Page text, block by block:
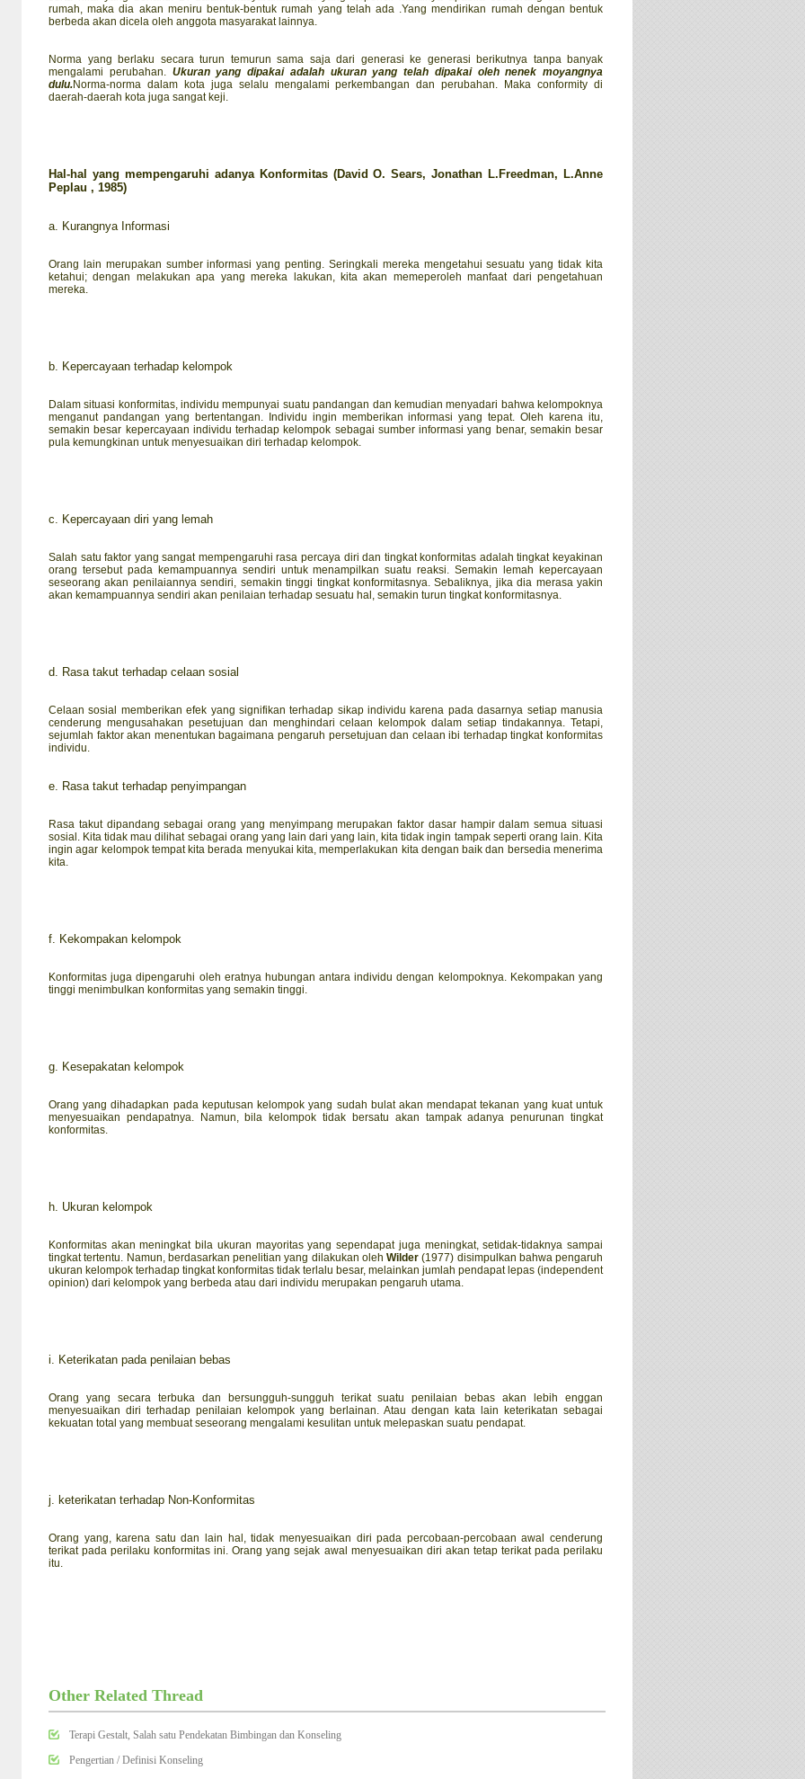
rumah, maka dia akan meniru bentuk-bentuk rumah yang telah ada .Yang mendirikan rumah dengan bentuk
berbeda akan dicela oleh anggota masyarakat lainnya.
Norma yang berlaku secara turun temurun sama saja dari generasi ke generasi berikutnya tanpa banyak
mengalami perubahan. Ukuran yang dipakai adalah ukuran yang telah dipakai oleh nenek moyangnya
dulu.Norma-norma dalam kota juga selalu mengalami perkembangan dan perubahan. Maka conformity di
daerah-daerah kota juga sangat keji.
Hal-hal yang mempengaruhi adanya Konformitas (David O. Sears, Jonathan L.Freedman, L.Anne
Peplau , 1985)
a. Kurangnya Informasi
Orang lain merupakan sumber informasi yang penting. Seringkali mereka mengetahui sesuatu yang tidak kita
ketahui; dengan melakukan apa yang mereka lakukan, kita akan memeperoleh manfaat dari pengetahuan
mereka.
b. Kepercayaan terhadap kelompok
Dalam situasi konformitas, individu mempunyai suatu pandangan dan kemudian menyadari bahwa kelompoknya
menganut pandangan yang bertentangan. Individu ingin memberikan informasi yang tepat. Oleh karena itu,
semakin besar kepercayaan individu terhadap kelompok sebagai sumber informasi yang benar, semakin besar
pula kemungkinan untuk menyesuaikan diri terhadap kelompok.
c. Kepercayaan diri yang lemah
Salah satu faktor yang sangat mempengaruhi rasa percaya diri dan tingkat konformitas adalah tingkat keyakinan
orang tersebut pada kemampuannya sendiri untuk menampilkan suatu reaksi. Semakin lemah kepercayaan
seseorang akan penilaiannya sendiri, semakin tinggi tingkat konformitasnya. Sebaliknya, jika dia merasa yakin
akan kemampuannya sendiri akan penilaian terhadap sesuatu hal, semakin turun tingkat konformitasnya.
d. Rasa takut terhadap celaan sosial
Celaan sosial memberikan efek yang signifikan terhadap sikap individu karena pada dasarnya setiap manusia
cenderung mengusahakan pesetujuan dan menghindari celaan kelompok dalam setiap tindakannya. Tetapi,
sejumlah faktor akan menentukan bagaimana pengaruh persetujuan dan celaan ibi terhadap tingkat konformitas
individu.
e. Rasa takut terhadap penyimpangan
Rasa takut dipandang sebagai orang yang menyimpang merupakan faktor dasar hampir dalam semua situasi
sosial. Kita tidak mau dilihat sebagai orang yang lain dari yang lain, kita tidak ingin tampak seperti orang lain. Kita
ingin agar kelompok tempat kita berada menyukai kita, memperlakukan kita dengan baik dan bersedia menerima
kita.
f. Kekompakan kelompok
Konformitas juga dipengaruhi oleh eratnya hubungan antara individu dengan kelompoknya. Kekompakan yang
tinggi menimbulkan konformitas yang semakin tinggi.
g. Kesepakatan kelompok
Orang yang dihadapkan pada keputusan kelompok yang sudah bulat akan mendapat tekanan yang kuat untuk
menyesuaikan pendapatnya. Namun, bila kelompok tidak bersatu akan tampak adanya penurunan tingkat
konformitas.
h. Ukuran kelompok
Konformitas akan meningkat bila ukuran mayoritas yang sependapat juga meningkat, setidak-tidaknya sampai
tingkat tertentu. Namun, berdasarkan penelitian yang dilakukan oleh Wilder (1977) disimpulkan bahwa pengaruh
ukuran kelompok terhadap tingkat konformitas tidak terlalu besar, melainkan jumlah pendapat lepas (independent
opinion) dari kelompok yang berbeda atau dari individu merupakan pengaruh utama.
i. Keterikatan pada penilaian bebas
Orang yang secara terbuka dan bersungguh-sungguh terikat suatu penilaian bebas akan lebih enggan
menyesuaikan diri terhadap penilaian kelompok yang berlainan. Atau dengan kata lain keterikatan sebagai
kekuatan total yang membuat seseorang mengalami kesulitan untuk melepaskan suatu pendapat.
j. keterikatan terhadap Non-Konformitas
Orang yang, karena satu dan lain hal, tidak menyesuaikan diri pada percobaan-percobaan awal cenderung
terikat pada perilaku konformitas ini. Orang yang sejak awal menyesuaikan diri akan tetap terikat pada perilaku
itu.
Other Related Thread
Terapi Gestalt, Salah satu Pendekatan Bimbingan dan Konseling
Pengertian / Definisi Konseling